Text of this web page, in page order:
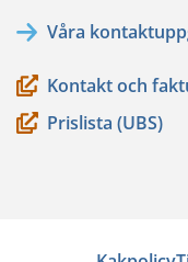
Våra
Kontakt och
Prislista (UBS)